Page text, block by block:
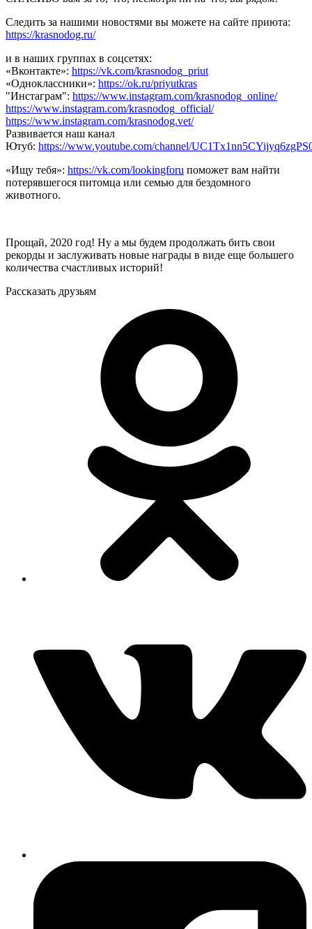
Следить за нашими новостями вы можете на сайте приюта:
https://krasnodog.ru/
и в наших группах в соцсетях:
«Вконтакте»: https://vk.com/krasnodog_priut
«Одноклассники»: https://ok.ru/priyutkras
"Инстаграм": https://www.instagram.com/krasnodog_online/
https://www.instagram.com/krasnodog_official/
https://www.instagram.com/krasnodog.vet/
Развивается наш канал
Ютуб: https://www.youtube.com/channel/
«Ищу тебя»: https://vk.com/lookingforu поможет вам найти
потерявшегося питомца или семью для бездомного
животного.
Прощай, 2020 год! Ну а мы будем продолжать бить свои
рекорды и заслуживать новые награды в виде еще большего
количества счастливых историй!
Рассказать друзьям